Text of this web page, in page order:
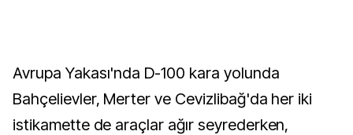
Avrupa Yakası'nda D-100 kara yolunda
Bahçelievler, Merter ve Cevizlibağ'da her iki
istikamette de araçlar ağır seyrederken,